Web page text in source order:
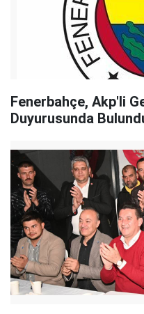
Fenerbahçe, Akp'li
Duyurusunda